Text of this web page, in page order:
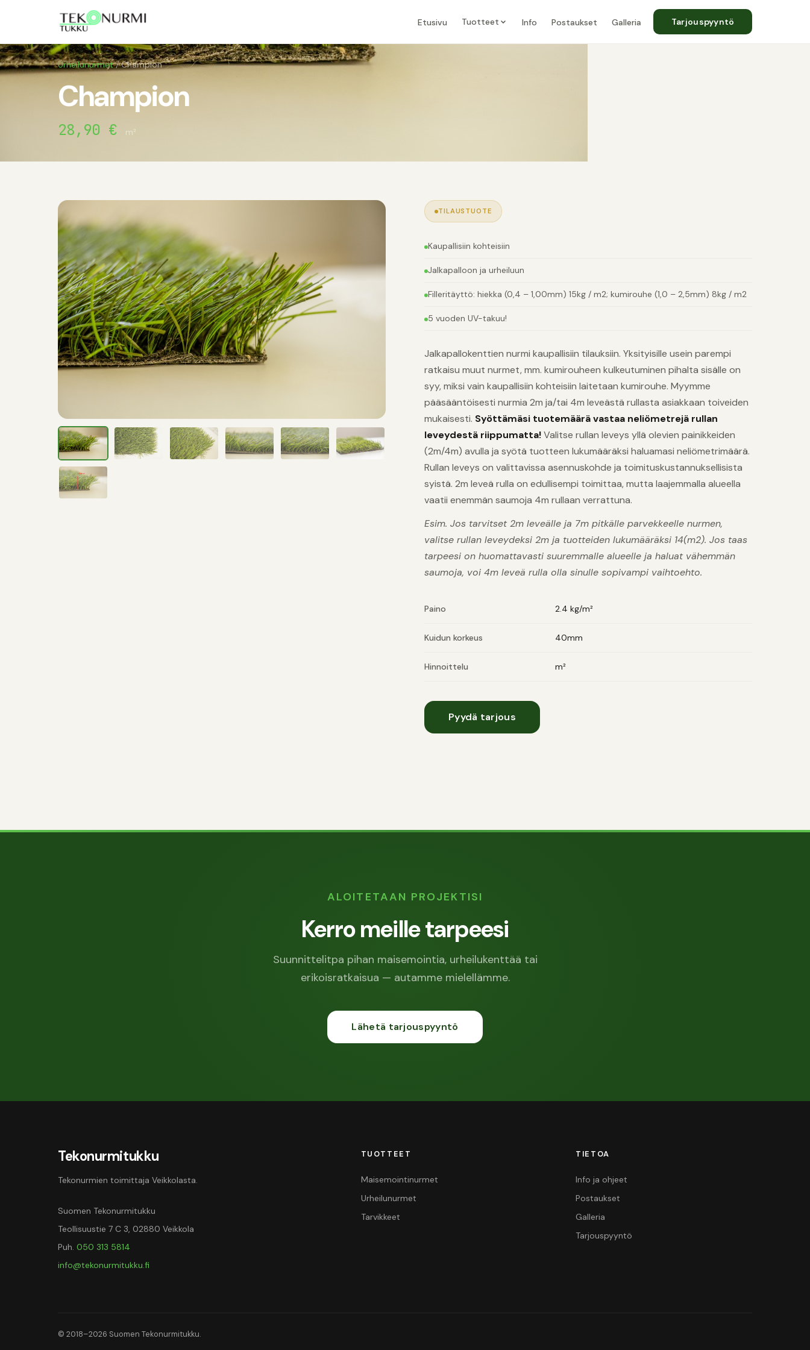
Etusivu Tuotteet Info Postaukset Galleria Tarjouspyyntö
Urheilunurmet/ Champion
Champion
28,90 € m²
TILAUSTUOTE
Kaupallisiin kohteisiin
Jalkapalloon ja urheiluun
Filleritäyttö: hiekka (0,4 – 1,00mm) 15kg / m2; kumirouhe (1,0 – 2,5mm) 8kg / m2
5 vuoden UV-takuu!
Jalkapallokenttien nurmi kaupallisiin tilauksiin. Yksityisille usein parempi
ratkaisu muut nurmet, mm. kumirouheen kulkeutuminen pihalta sisälle on
syy, miksi vain kaupallisiin kohteisiin laitetaan kumirouhe. Myymme
pääsääntöisesti nurmia 2m ja/tai 4m leveästä rullasta asiakkaan toiveiden
mukaisesti. Syöttämäsi tuotemäärä vastaa neliömetrejä rullan
leveydestä riippumatta!Valitse rullan leveys yllä olevien painikkeiden
(2m/4m) avulla ja syötä tuotteen lukumääräksi haluamasi neliömetrimäärä.
Rullan leveys on valittavissa asennuskohde ja toimituskustannuksellisista
syistä. 2m leveä rulla on edullisempi toimittaa, mutta laajemmalla alueella
vaatii enemmän saumoja 4m rullaan verrattuna.
Esim. Jos tarvitset 2m leveälle ja 7m pitkälle parvekkeelle nurmen,
valitse rullan leveydeksi 2m ja tuotteiden lukumääräksi 14(m2). Jos taas
tarpeesi on huomattavasti suuremmalle alueelle ja haluat vähemmän
saumoja, voi 4m leveä rulla olla sinulle sopivampi vaihtoehto.
Paino 2.4 kg/m²
Kuidun korkeus 40mm
Hinnoittelu m²
Pyydä tarjous
ALOITETAAN PROJEKTISI
Kerro meille tarpeesi
Suunnittelitpa pihan maisemointia, urheilukenttää tai
erikoisratkaisua — autamme mielellämme.
Lähetä tarjouspyyntö
Tekonurmitukku
Tekonurmien toimittaja Veikkolasta.
Suomen Tekonurmitukku
Teollisuustie 7 C 3, 02880 Veikkola
Puh. 050 313 5814
info@tekonurmitukku.fi
TUOTTEET
Maisemointinurmet
Urheilunurmet
Tarvikkeet
TIETOA
Info ja ohjeet
Postaukset
Galleria
Tarjouspyyntö
© 2018–2026 Suomen Tekonurmitukku.